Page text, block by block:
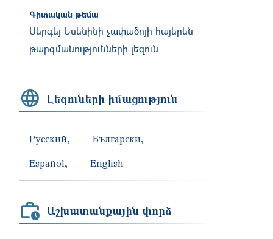
Գիտական թեմա
Սերգեյ Եսենինի չափածոյի հայերեն
թարգմանությունների լեզուն
Լեզուների իմացություն
Русский
Български
Español
English
Աշխատանքային փորձ